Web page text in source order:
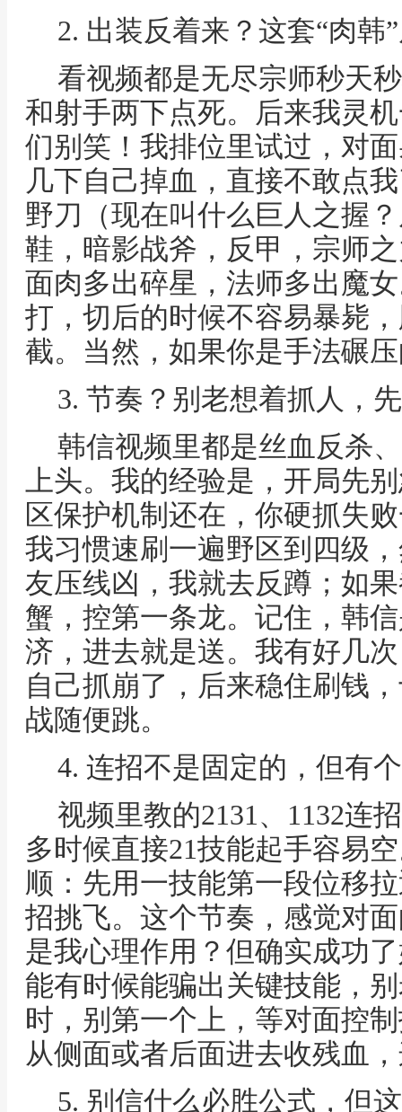
2. 出装反着来？这套“肉韩
看视频都是无尽宗师秒天
和射手两下点死。后来我灵
们别笑！我排位里试过，对
几下自己掉血，直接不敢点
野刀（现在叫什么巨人之握
鞋，暗影战斧，反甲，宗师
面肉多出碎星，法师多出魔
打，切后的时候不容易暴毙
截。当然，如果你是手法碾
3. 节奏？别老想着抓人，
韩信视频里都是丝血反杀
上头。我的经验是，开局先
区保护机制还在，你硬抓失
我习惯速刷一遍野区到四级
友压线凶，我就去反蹲；如
蟹，控第一条龙。记住，韩
济，进去就是送。我有好几
自己抓崩了，后来稳住刷钱
战随便跳。
4. 连招不是固定的，但有
视频里教的2131、1132连
多时候直接21技能起手容易
顺：先用一技能第一段位移
招挑飞。这个节奏，感觉对
是我心理作用？但确实成功
能有时候能骗出关键技能，
时，别第一个上，等对面控
从侧面或者后面进去收残血
5. 别信什么必胜公式，但